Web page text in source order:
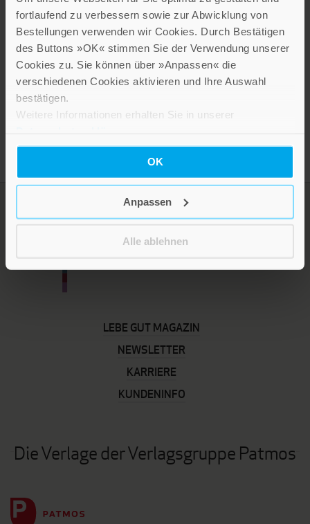
fortlaufend zu verbessern sowie zur Abwicklung von
Bestellungen verwenden wir Cookies. Durch Bestätigen
des Buttons »OK« stimmen Sie der Verwendung unserer
Cookies zu. Sie können über »Anpassen« die
verschiedenen Cookies aktivieren und Ihre Auswahl
bestätigen.
Weitere Informationen erhalten Sie in unserer
OK
Anpassen
Alle ablehnen
HOMEPAGE DER AUTORIN
Süße Rezepte aus der Chaosküche unter
KÜCHENCAOTIN.DE.
LEBE GUT MAGAZIN
NEWSLETTER
KARRIERE
KUNDENINFO
Die Verlage der Verlagsgruppe Patmos